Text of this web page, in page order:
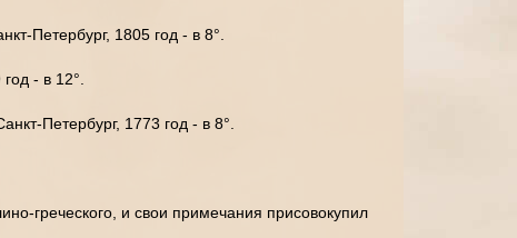
Петербург, 1805 год - в 8°.
- в 12°.
Петербург, 1773 год - в 8°.
греческого, и свои примечания присовокупил